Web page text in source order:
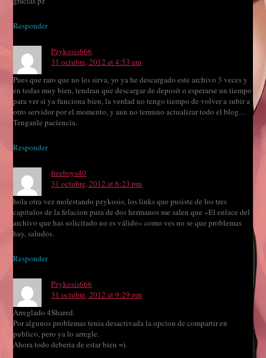
Responder
Pzykosis666
31 octubre, 2012 at 4:53 am
Pues que raro que no les sirva, yo ya he descargado este archivo 3 veces y
en todas muy bien, tendran que descargar de deposit o esperarse un tiempo
para ver si ya funciona bien, la verdad no tengo tiempo de volver a subir a
otro servidor por el momento, y aun no termino actualizar todo el blog…
Tenganle paciencia.
Responder
freeboys40
31 octubre, 2012 at 6:23 pm
hola otra vez molestando pzykosis, los links que pusiste de los tres
capitulos de la felacion pura de dos hermanos me salen que «El enlace del
archivo que has solicitado no es válido» como ves no se que problemas
hay, saludos.
Responder
Pzykosis666
31 octubre, 2012 at 9:29 pm
Arreglado 4Shared.
Por algunos problemas tenia desactivada la opcion de compartir en
publico, pero ya lo arregle.
Ahora todo deberia de estar bien =).